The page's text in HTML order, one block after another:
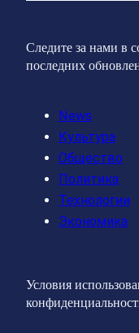
Следите за нами в
последних
News
Культура
Общество
Политика
Технологии
Экономика
Условия